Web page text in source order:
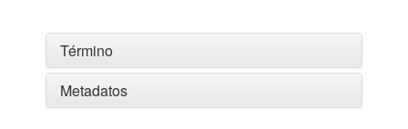
Término
Metadatos